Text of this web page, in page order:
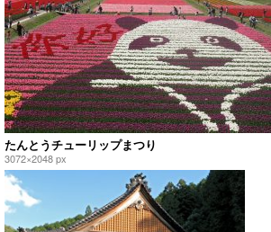
たんとうチューリップまつり
3072×2048 px